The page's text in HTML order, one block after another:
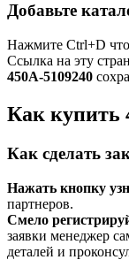
Добавьте
Нажмите Ctrl+D
Ссылка на эту
450А-5109240
Как купить
Как сделать
Нажать кнопку
партнеров.
Смело
заявки менеджер
деталей и